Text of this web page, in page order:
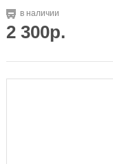
в наличии
2 300р.